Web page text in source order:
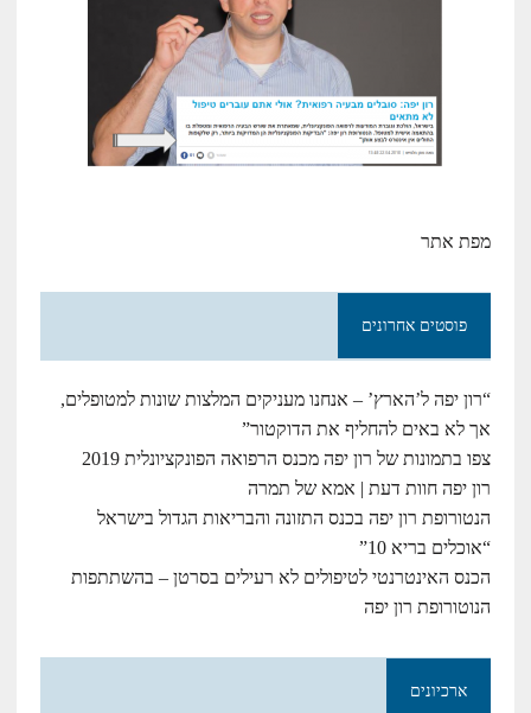
מפת אתר
פוסטים אחרונים
“רון יפה ל’הארץ’ – אנחנו מעניקים המלצות שונות למטופלים,
אך לא באים להחליף את הדוקטור”
צפו בתמונות של רון יפה מכנס הרפואה הפונקציונלית 2019
רון יפה חוות דעת | אמא של תמרה
הנטורופת רון יפה בכנס התזונה והבריאות הגדול בישראל
“אוכלים בריא 10”
הכנס האינטרנטי לטיפולים לא רעילים בסרטן – בהשתתפות
הנוטורופת רון יפה
ארכיונים